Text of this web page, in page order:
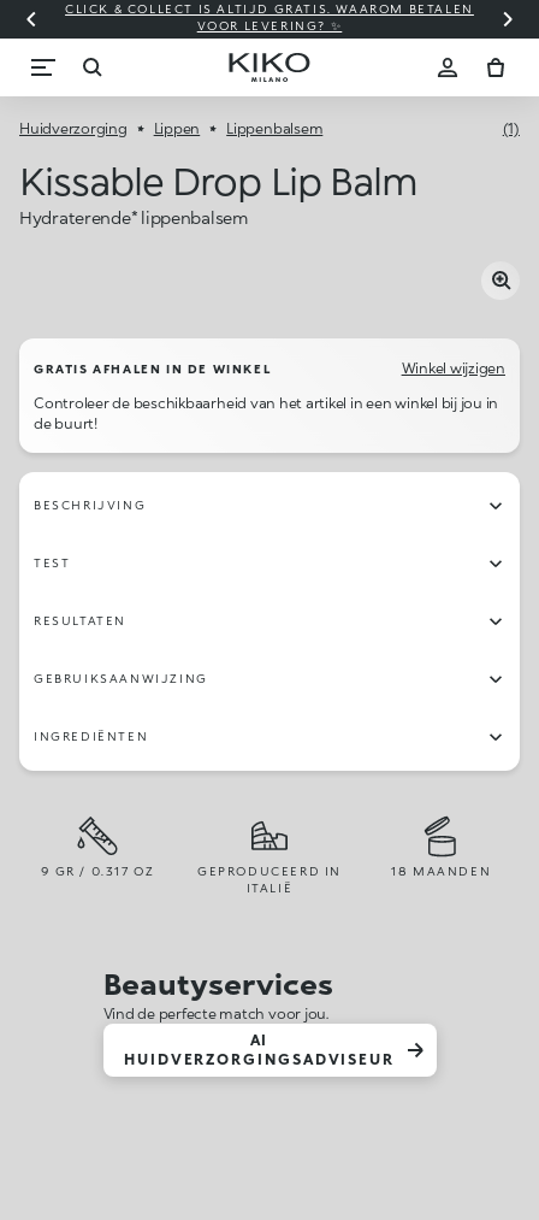
CLICK & COLLECT IS ALTIJD GRATIS. WAAROM BETALEN
VOOR LEVERING? ✨
Huidverzorging Lippen Lippenbalsem (1)
Kissable Drop Lip Balm
Hydraterende* lippenbalsem
GRATIS AFHALEN IN DE WINKEL
Winkel wijzigen
Controleer de beschikbaarheid van het artikel in een winkel bij jou in
de buurt!
BESCHRIJVING
TEST
RESULTATEN
GEBRUIKSAANWIJZING
INGREDIËNTEN
9 GR / 0.317 OZ
GEPRODUCEERD IN
ITALIË
18 MAANDEN
Beautyservices
Vind de perfecte match voor jou.
AI
HUIDVERZORGINGSADVISEUR